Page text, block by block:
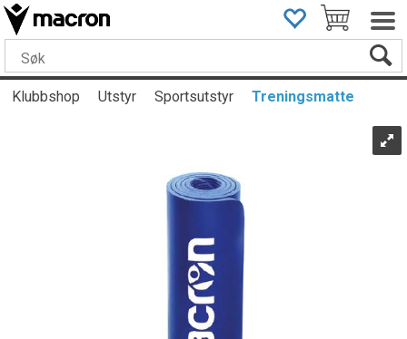
Klubbshop Utstyr Sportsutstyr Treningsmatte